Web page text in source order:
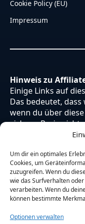
Um dir ein optimales
Cookies, um
zuzugreifen. Wenn du
wie das Surfverhalten
verarbeiten. Wenn du
können bestimmte
Optionen verwalten
Cookie Policy (EU)
Impressum
Hinweis zu
Einige Links auf
Das bedeutet,
wenn du über
sich am Preis
Arbeit. Vielen Dank